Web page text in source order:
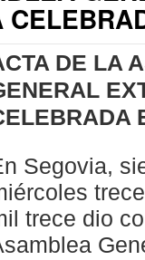
DE LA
Segovia,
trece dio